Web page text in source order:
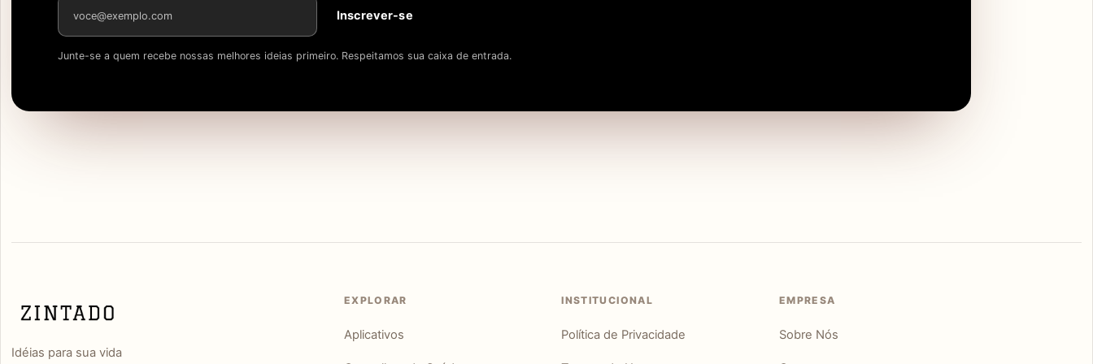
Inscrever-se
Junte-se a quem recebe nossas melhores ideias primeiro. Respeitamos sua caixa de entrada.
Idéias para sua vida
EXPLORAR
Aplicativos
INSTITUCIONAL
Política de Privacidade
EMPRESA
Sobre Nós